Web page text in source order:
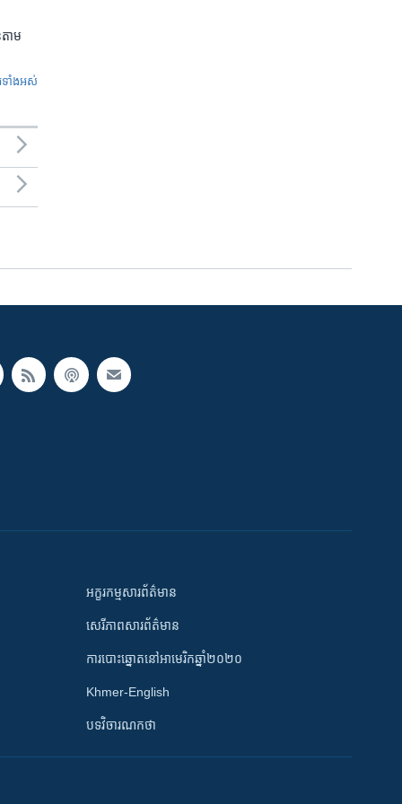
ាម
ទាំង​អស់
អក្ខរកម្មសារព័ត៌មាន
សេរីភាពសារព័ត៌មាន
ការបោះឆ្នោតនៅអាមេរិកឆ្នាំ២០២០
Khmer-English
បទវិចារណកថា